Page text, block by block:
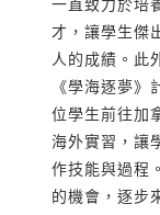
才，讓學生傑
人的成績。此
《學海逐夢
位學生前往加
海外實習，讓
作技能與過程
的機會，逐步